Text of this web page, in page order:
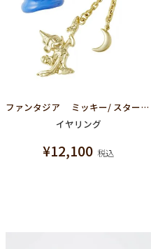
ファンタジア ミッキー/ スター イヤリング【ディズニー アクセサリー】
イヤリング
¥12,100 税込